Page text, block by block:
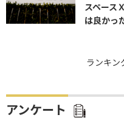
スペース
は良かっ
ランキン
アンケート